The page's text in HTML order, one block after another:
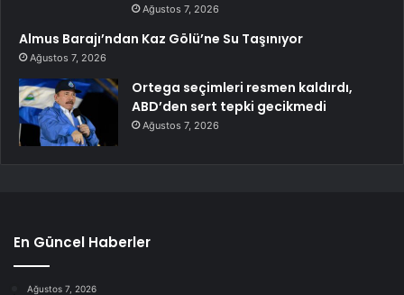
Ağustos 7, 2026
Almus Barajı’ndan Kaz Gölü’ne Su Taşınıyor
Ağustos 7, 2026
Ortega seçimleri resmen kaldırdı,
ABD’den sert tepki gecikmedi
Ağustos 7, 2026
En Güncel Haberler
Ağustos 7, 2026